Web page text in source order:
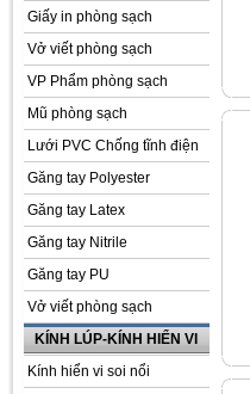
Giấy in phòng sạch
Vở viết phòng sạch
VP Phẩm phòng sạch
Mũ phòng sạch
Lưới PVC Chống tĩnh điện
Găng tay Polyester
Găng tay Latex
Găng tay Nitrile
Găng tay PU
Vở viết phòng sạch
KÍNH LÚP-KÍNH HIỂN VI
Kính hiển vi soi nổi